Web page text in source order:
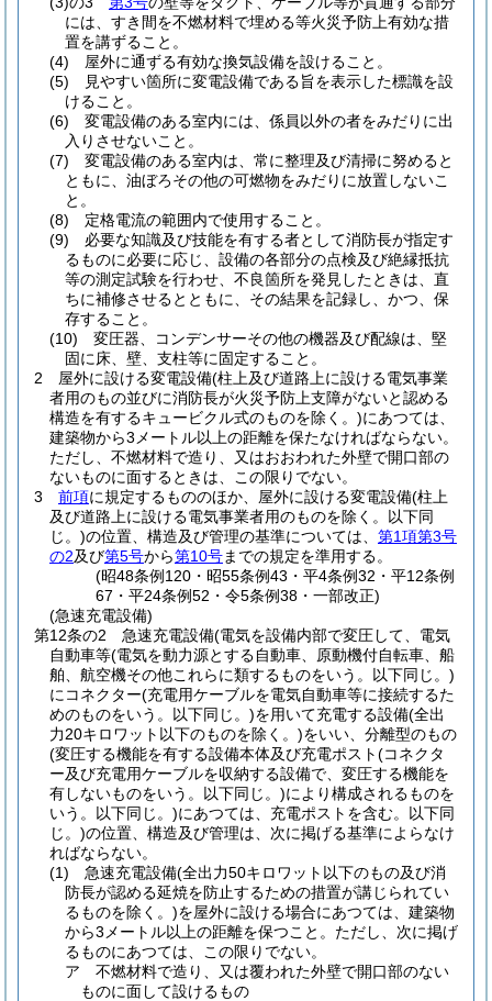
には、すき間を不燃材料で埋める等火災予防上有効な措
置を講ずること。
(4)
屋外に通ずる有効な換気設備を設けること。
(5)
見やすい箇所に変電設備である旨を表示した標識を設
けること。
(6)
変電設備のある室内には、係員以外の者をみだりに出
入りさせないこと。
(7)
変電設備のある室内は、常に整理及び清掃に努めると
ともに、油ぼろその他の可燃物をみだりに放置しないこ
と。
(8)
定格電流の範囲内で使用すること。
(9)
必要な知識及び技能を有する者として消防長が指定す
るものに必要に応じ、設備の各部分の点検及び絶縁抵抗
等の測定試験を行わせ、不良箇所を発見したときは、直
ちに補修させるとともに、その結果を記録し、かつ、保
存すること。
(10)
変圧器、コンデンサーその他の機器及び配線は、堅
固に床、壁、支柱等に固定すること。
2
屋外に設ける変電設備(柱上及び道路上に設ける電気事業
者用のもの並びに消防長が火災予防上支障がないと認める
構造を有するキュービクル式のものを除く。)にあつては、
建築物から3メートル以上の距離を保たなければならない。
ただし、不燃材料で造り、又はおおわれた外壁で開口部の
ないものに面するときは、この限りでない。
3
前項に規定するもののほか、屋外に設ける変電設備(柱上
及び道路上に設ける電気事業者用のものを除く。以下同
じ。)の位置、構造及び管理の基準については、 第1項第3号
の2及び第5号から第10号までの規定を準用する。
(昭48条例120・昭55条例43・平4条例32・平12条例
67・平24条例52・令5条例38・一部改正)
(急速充電設備)
第12条の2
急速充電設備(電気を設備内部で変圧して、電気
自動車等(電気を動力源とする自動車、原動機付自転車、船
舶、航空機その他これらに類するものをいう。以下同じ。)
にコネクター(充電用ケーブルを電気自動車等に接続するた
めのものをいう。以下同じ。)を用いて充電する設備(全出
力20キロワット以下のものを除く。)をいい、分離型のもの
(変圧する機能を有する設備本体及び充電ポスト(コネクタ
ー及び充電用ケーブルを収納する設備で、変圧する機能を
有しないものをいう。以下同じ。)により構成されるものを
いう。以下同じ。)にあつては、充電ポストを含む。以下同
じ。)の位置、構造及び管理は、次に掲げる基準によらなけ
ればならない。
(1)
急速充電設備(全出力50キロワット以下のもの及び消
防長が認める延焼を防止するための措置が講じられてい
るものを除く。)を屋外に設ける場合にあつては、建築物
から3メートル以上の距離を保つこと。 ただし、次に掲げ
るものにあつては、この限りでない。
ア
不燃材料で造り、又は覆われた外壁で開口部のない
ものに面して設けるもの